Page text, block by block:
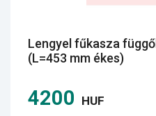
Lengyel fűkasza
(L=453 mm ékes)
4200 HUF